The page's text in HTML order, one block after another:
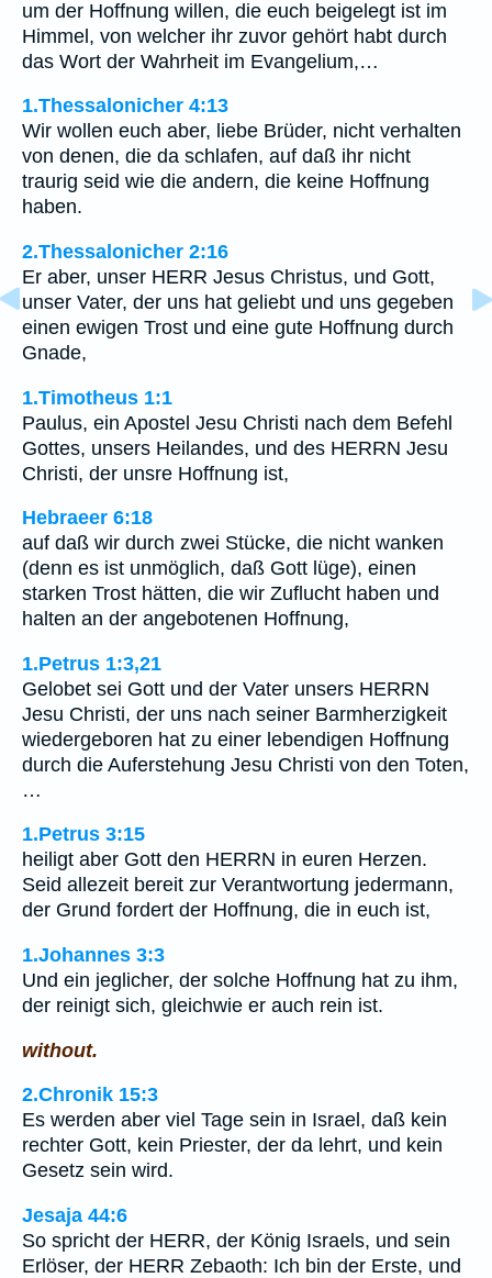
um der Hoffnung willen, die euch beigelegt ist im
Himmel, von welcher ihr zuvor gehört habt durch
das Wort der Wahrheit im Evangelium,…
1.Thessalonicher 4:13
Wir wollen euch aber, liebe Brüder, nicht verhalten
von denen, die da schlafen, auf daß ihr nicht
traurig seid wie die andern, die keine Hoffnung
haben.
2.Thessalonicher 2:16
Er aber, unser HERR Jesus Christus, und Gott,
unser Vater, der uns hat geliebt und uns gegeben
einen ewigen Trost und eine gute Hoffnung durch
Gnade,
1.Timotheus 1:1
Paulus, ein Apostel Jesu Christi nach dem Befehl
Gottes, unsers Heilandes, und des HERRN Jesu
Christi, der unsre Hoffnung ist,
Hebraeer 6:18
auf daß wir durch zwei Stücke, die nicht wanken
(denn es ist unmöglich, daß Gott lüge), einen
starken Trost hätten, die wir Zuflucht haben und
halten an der angebotenen Hoffnung,
1.Petrus 1:3,21
Gelobet sei Gott und der Vater unsers HERRN
Jesu Christi, der uns nach seiner Barmherzigkeit
wiedergeboren hat zu einer lebendigen Hoffnung
durch die Auferstehung Jesu Christi von den Toten,
…
1.Petrus 3:15
heiligt aber Gott den HERRN in euren Herzen.
Seid allezeit bereit zur Verantwortung jedermann,
der Grund fordert der Hoffnung, die in euch ist,
1.Johannes 3:3
Und ein jeglicher, der solche Hoffnung hat zu ihm,
der reinigt sich, gleichwie er auch rein ist.
without.
2.Chronik 15:3
Es werden aber viel Tage sein in Israel, daß kein
rechter Gott, kein Priester, der da lehrt, und kein
Gesetz sein wird.
Jesaja 44:6
So spricht der HERR, der König Israels, und sein
Erlöser, der HERR Zebaoth: Ich bin der Erste, und